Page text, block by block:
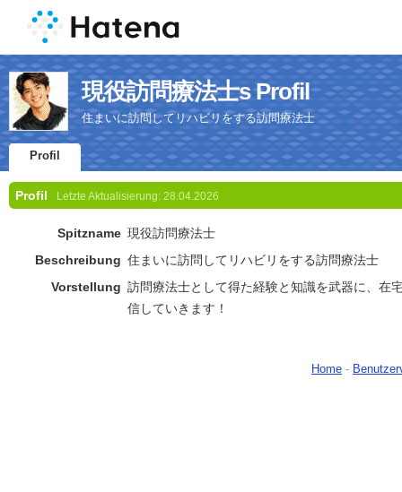
現役訪問療法士s Profil
住まいに訪問してリハビリをする訪問療法士
Profil
Profil Letzte Aktualisierung: 28.04.2026
Spitzname 現役訪問療法士
Beschreibung 住まいに訪問してリハビリをする訪問療法士
Vorstellung 訪問療法士として得た経験と知識を武器に、在
信していきます！
Home -